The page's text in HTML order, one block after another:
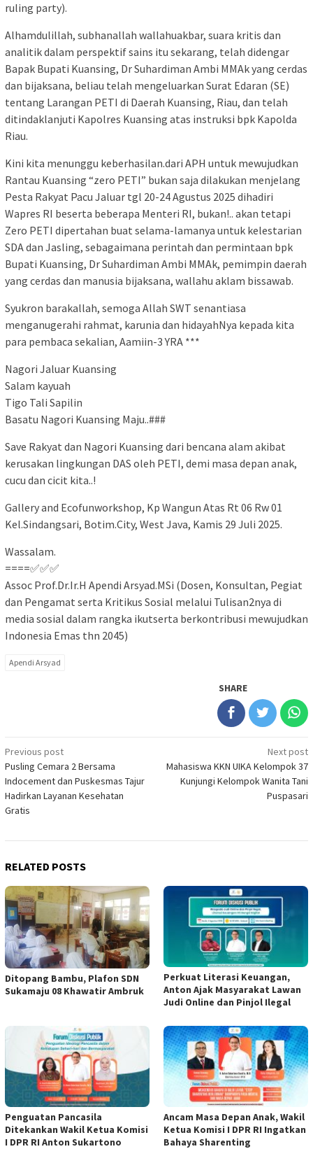
ruling party).
Alhamdulillah, subhanallah wallahuakbar, suara kritis dan
analitik dalam perspektif sains itu sekarang, telah didengar
Bapak Bupati Kuansing, Dr Suhardiman Ambi MMAk yang cerdas
dan bijaksana, beliau telah mengeluarkan Surat Edaran (SE)
tentang Larangan PETI di Daerah Kuansing, Riau, dan telah
ditindaklanjuti Kapolres Kuansing atas instruksi bpk Kapolda
Riau.
Kini kita menunggu keberhasilan.dari APH untuk mewujudkan
Rantau Kuansing “zero PETI” bukan saja dilakukan menjelang
Pesta Rakyat Pacu Jaluar tgl 20-24 Agustus 2025 dihadiri
Wapres RI beserta beberapa Menteri RI, bukan!.. akan tetapi
Zero PETI dipertahan buat selama-lamanya untuk kelestarian
SDA dan Jasling, sebagaimana perintah dan permintaan bpk
Bupati Kuansing, Dr Suhardiman Ambi MMAk, pemimpin daerah
yang cerdas dan manusia bijaksana, wallahu aklam bissawab.
Syukron barakallah, semoga Allah SWT senantiasa
menganugerahi rahmat, karunia dan hidayahNya kepada kita
para pembaca sekalian, Aamiin-3 YRA ***
Nagori Jaluar Kuansing
Salam kayuah
Tigo Tali Sapilin
Basatu Nagori Kuansing Maju..###
Save Rakyat dan Nagori Kuansing dari bencana alam akibat
kerusakan lingkungan DAS oleh PETI, demi masa depan anak,
cucu dan cicit kita..!
Gallery and Ecofunworkshop, Kp Wangun Atas Rt 06 Rw 01
Kel.Sindangsari, Botim.City, West Java, Kamis 29 Juli 2025.
Wassalam.
====✅✅✅
Assoc Prof.Dr.Ir.H Apendi Arsyad.MSi (Dosen, Konsultan, Pegiat
dan Pengamat serta Kritikus Sosial melalui Tulisan2nya di
media sosial dalam rangka ikutserta berkontribusi mewujudkan
Indonesia Emas thn 2045)
Apendi Arsyad
SHARE
Post
navigation
Previous post
Pusling Cemara 2 Bersama
Indocement dan Puskesmas Tajur
Hadirkan Layanan Kesehatan
Gratis
Next post
Mahasiswa KKN UIKA Kelompok 37
Kunjungi Kelompok Wanita Tani
Puspasari
RELATED POSTS
Ditopang Bambu, Plafon SDN
Sukamaju 08 Khawatir Ambruk
Perkuat Literasi Keuangan,
Anton Ajak Masyarakat Lawan
Judi Online dan Pinjol Ilegal
Penguatan Pancasila
Ditekankan Wakil Ketua Komisi
I DPR RI Anton Sukartono
Ancam Masa Depan Anak, Wakil
Ketua Komisi I DPR RI Ingatkan
Bahaya Sharenting